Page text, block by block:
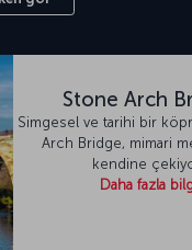
Stone Arch
Simgesel ve tarihi bir
Arch Bridge, mimari
kendine
Daha fazla